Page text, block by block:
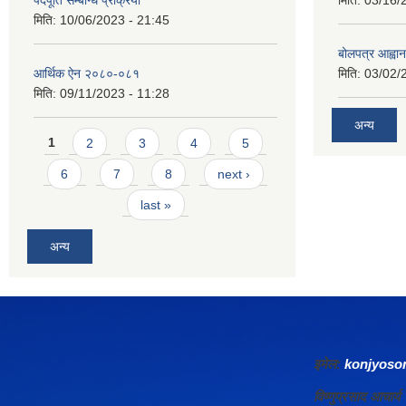
मिति: 10/06/2023 - 21:45
आर्थिक ऐन २०८०-०८१
मिति: 09/11/2023 - 11:28
Pages
1 2 3 4 5
6 7 8 next ›
last »
अन्य
बोलपत्र
मिति: 03/02/
अन्य
इमेल:
विष्णुप्रसाद